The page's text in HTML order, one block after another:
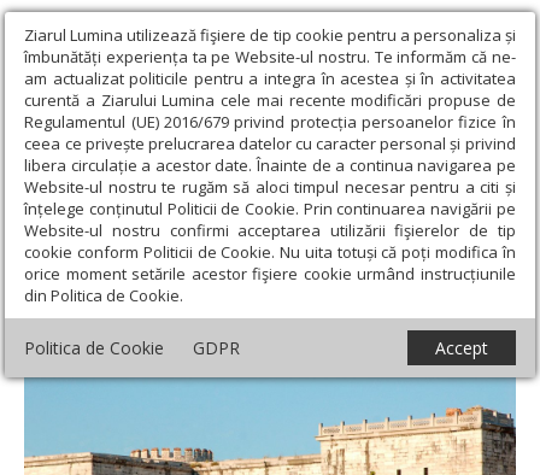
Ziarul Lumina utilizează fişiere de tip cookie pentru a personaliza și
îmbunătăți experiența ta pe Website-ul nostru. Te informăm că ne-
am actualizat politicile pentru a integra în acestea și în activitatea
curentă a Ziarului Lumina cele mai recente modificări propuse de
Regulamentul (UE) 2016/679 privind protecția persoanelor fizice în
ceea ce privește prelucrarea datelor cu caracter personal și privind
libera circulație a acestor date. Înainte de a continua navigarea pe
Website-ul nostru te rugăm să aloci timpul necesar pentru a citi și
înțelege conținutul Politicii de Cookie. Prin continuarea navigării pe
Website-ul nostru confirmi acceptarea utilizării fişierelor de tip
cookie conform Politicii de Cookie. Nu uita totuși că poți modifica în
orice moment setările acestor fişiere cookie urmând instrucțiunile
din Politica de Cookie.
Politica de Cookie GDPR Accept
Ziarul Lumina › Societate › Reportaj › Închisorile unde au
pătimit Sfinţii Brâncoveni
Închisorile unde au pătimit Sfinţii
Brâncoveni